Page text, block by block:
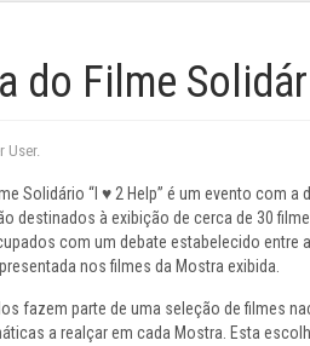
do Filme
User.
Solidário “I ♥ 2 Help” é um evento com a
destinados à exibição de cerca de 30
com um debate estabelecido entre
nos filmes da Mostra exibida.
fazem parte de uma seleção de filmes
a realçar em cada Mostra. Esta